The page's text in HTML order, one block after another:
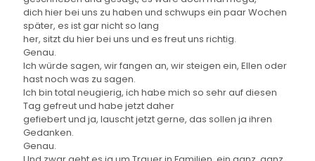
dich hier bei uns zu haben und schwups ein paar Wochen
später, es ist gar nicht so lang
her, sitzt du hier bei uns und es freut uns richtig.
Genau.
Ich würde sagen, wir fangen an, wir steigen ein, Ellen oder
hast noch was zu sagen.
Ich bin total neugierig, ich habe mich so sehr auf diesen
Tag gefreut und habe jetzt daher
gefiebert und ja, lauscht jetzt gerne, das sollen ja ihren
Gedanken.
Genau.